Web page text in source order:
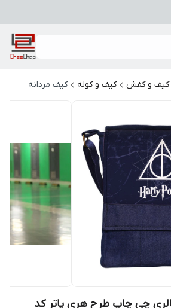
کیف و کفش کیف و کوله کیف مردانه
چی چاپ طرح هری پاتر کد